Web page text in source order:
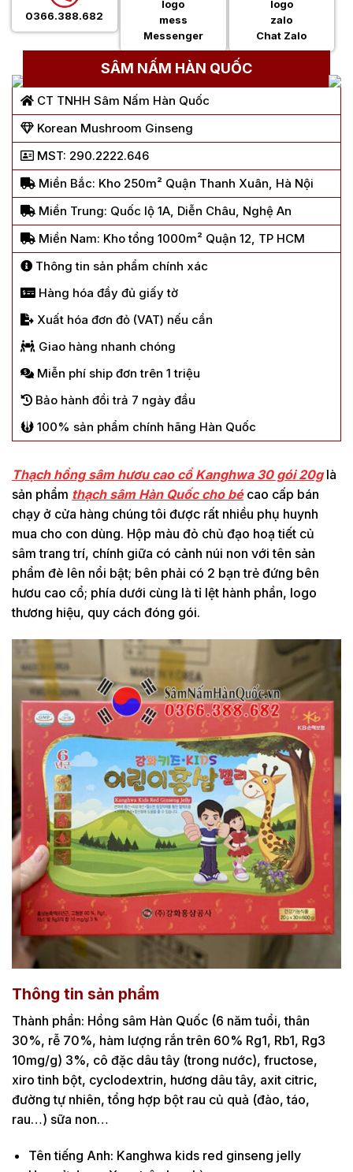
0366.388.682
Messenger
Chat Zalo
SÂM NẤM HÀN QUỐC
CT TNHH Sâm Nấm Hàn Quốc
Korean Mushroom Ginseng
MST: 290.2222.646
Miền Bắc: Kho 250m² Quận Thanh Xuân, Hà Nội
Miền Trung: Quốc lộ 1A, Diễn Châu, Nghệ An
Miền Nam: Kho tổng 1000m² Quận 12, TP HCM
Thông tin sản phẩm chính xác
Hàng hóa đầy đủ giấy tờ
Xuất hóa đơn đỏ (VAT) nếu cần
Giao hàng nhanh chóng
Miễn phí ship đơn trên 1 triệu
Bảo hành đổi trả 7 ngày đầu
100% sản phẩm chính hãng Hàn Quốc
Thạch hồng sâm hươu cao cổ Kanghwa 30 gói 20glà
sản phẩm thạch sâm Hàn Quốc cho bécao cấp bán
chạy ở cửa hàng chúng tôi được rất nhiều phụ huynh
mua cho con dùng. Hộp màu đỏ chủ đạo hoạ tiết củ
sâm trang trí, chính giữa có cảnh núi non với tên sản
phẩm đè lên nổi bật; bên phải có 2 bạn trẻ đứng bên
hươu cao cổ; phía dưới cùng là tỉ lệt hành phần, logo
thương hiệu, quy cách đóng gói.
Thông tin sản phẩm
Thành phần: Hồng sâm Hàn Quốc (6 năm tuổi, thân
30%, rễ 70%, hàm lượng rắn trên 60% Rg1, Rb1, Rg3
10mg/g) 3%, cô đặc dâu tây (trong nước), fructose,
xiro tinh bột, cyclodextrin, hương dâu tây, axit citric,
đường tự nhiên, tổng hợp bột rau củ quả (đào, táo,
rau…) sữa non…
Tên tiếng Anh: Kanghwa kids red ginseng jelly